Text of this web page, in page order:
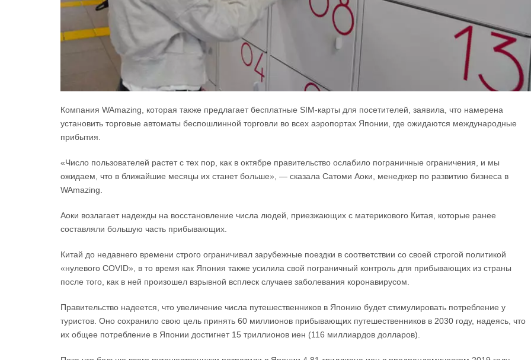
Компания WAmazing, которая также предлагает бесплатные SIM-карты для посетителей, заявила, что намерена
установить торговые автоматы беспошлинной торговли во всех аэропортах Японии, где ожидаются международные
прибытия.
«Число пользователей растет с тех пор, как в октябре правительство ослабило пограничные ограничения, и мы
ожидаем, что в ближайшие месяцы их станет больше», — сказала Сатоми Аоки, менеджер по развитию бизнеса в
WAmazing.
Аоки возлагает надежды на восстановление числа людей, приезжающих с материкового Китая, которые ранее
составляли большую часть прибывающих.
Китай до недавнего времени строго ограничивал зарубежные поездки в соответствии со своей строгой политикой
«нулевого COVID», в то время как Япония также усилила свой пограничный контроль для прибывающих из страны
после того, как в ней произошел взрывной всплеск случаев заболевания коронавирусом.
Правительство надеется, что увеличение числа путешественников в Японию будет стимулировать потребление у
туристов. Оно сохранило свою цель принять 60 миллионов прибывающих путешественников в 2030 году, надеясь, что
их общее потребление в Японии достигнет 15 триллионов иен (116 миллиардов долларов).